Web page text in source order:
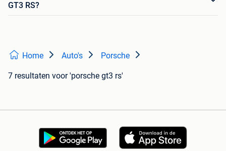
GT3 RS?
Home Auto's Porsche
7 resultaten voor 'porsche gt3 rs'